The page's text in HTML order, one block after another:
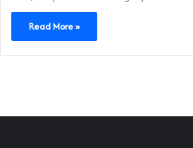
Read More »